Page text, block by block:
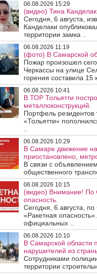
06.08.2026 15:29
(видео) Тина
Сегодня, 6 августа,
Канделаки
территории замка ..
06.08.2026 11:19
(фото) В Самарской
Пожар произошел
Черкассы на улице
горения составила 15
06.08.2026 10:41
В ТОР Тольятти
металлоконструкций.
Портфель
«Тольятти»
06.08.2026 10:29
В Самаре движение
приостановлено,
В связи с
общественного
06.08.2026 10:15
(видео) Внимание! По
опасность.
Сегодня, 6 августа,
«Ракетная
официальных ..
06.08.2026 10:10
В Самарской области
нарушителей из
Сотрудниками
территории